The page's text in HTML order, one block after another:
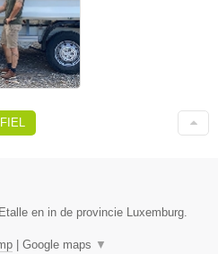
en in de provincie Luxemburg.
| Google maps ▼